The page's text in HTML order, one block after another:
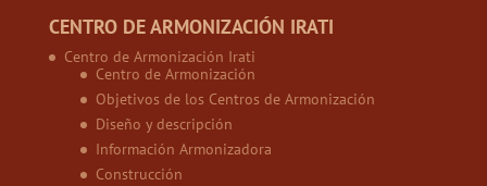
CENTRO DE ARMONIZACIÓN IRATI
Centro de Armonización Irati
Centro de Armonización
Objetivos de los Centros de Armonización
Diseño y descripción
Información Armonizadora
Construcción